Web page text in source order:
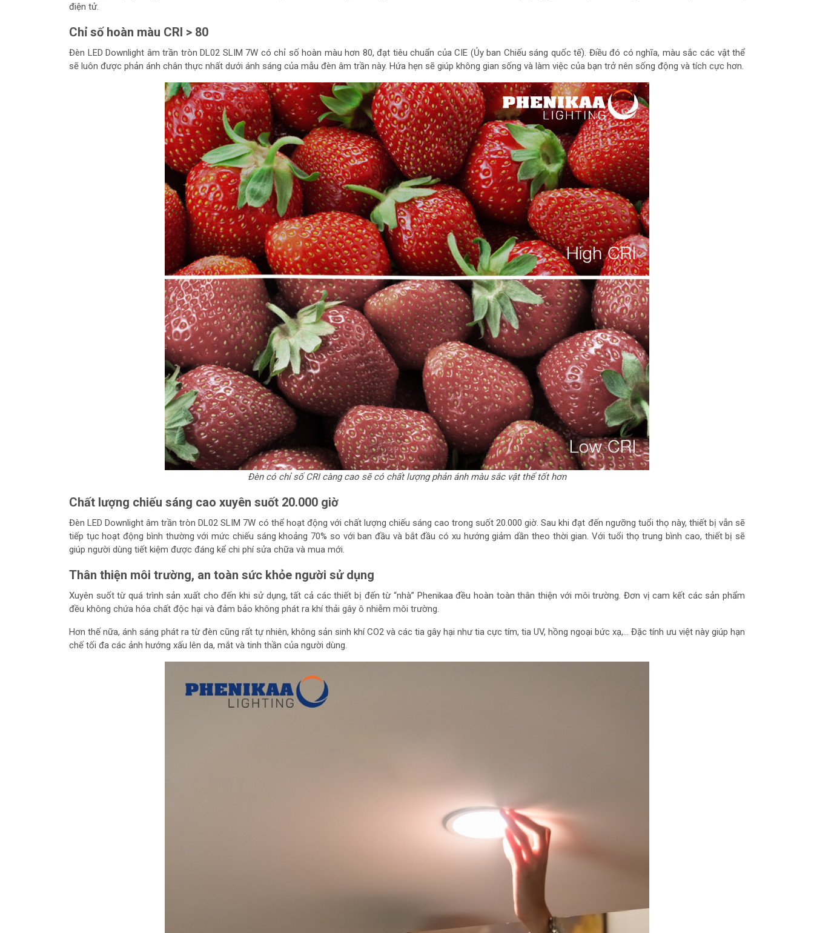
điện tử.
Chỉ số hoàn màu CRI > 80
Đèn LED Downlight âm trần tròn DL02 SLIM 7W có chỉ số hoàn màu hơn 80, đạt tiêu chuẩn của CIE (Ủy ban Chiếu sáng quốc tế). Điều đó có nghĩa, màu sắc các vật thể
sẽ luôn được phản ánh chân thực nhất dưới ánh sáng của mẫu đèn âm trần này. Hứa hẹn sẽ giúp không gian sống và làm việc của bạn trở nên sống động và tích cực hơn.
Đèn có chỉ số CRI càng cao sẽ có chất lượng phản ánh màu sắc vật thể tốt hơn
Chất lượng chiếu sáng cao xuyên suốt 20.000 giờ
Đèn LED Downlightâm trần tròn DL02 SLIM 7W có thể hoạt động với chất lượng chiếu sáng cao trong suốt 20.000 giờ. Sau khi đạt đến ngưỡng tuổi thọ này, thiết bị vẫn sẽ
tiếp tục hoạt động bình thường với mức chiếu sáng khoảng 70% so với ban đầu và bắt đầu có xu hướng giảm dần theo thời gian. Với tuổi thọ trung bình cao, thiết bị sẽ
giúp người dùng tiết kiệm được đáng kể chi phí sửa chữa và mua mới.
Thân thiện môi trường, an toàn sức khỏe người sử dụng
Xuyên suốt từ quá trình sản xuất cho đến khi sử dụng, tất cả các thiết bị đến từ “nhà” Phenikaa đều hoàn toàn thân thiện với môi trường. Đơn vị cam kết các sản phẩm
đều không chứa hóa chất độc hại và đảm bảo không phát ra khí thải gây ô nhiễm môi trường.
Hơn thế nữa, ánh sáng phát ra từ đèn cũng rất tự nhiên, không sản sinh khí CO2 và các tia gây hại như tia cực tím, tia UV, hồng ngoại bức xạ,… Đặc tính ưu việt này giúp hạn
chế tối đa các ảnh hướng xấu lên da, mắt và tinh thần của người dùng.